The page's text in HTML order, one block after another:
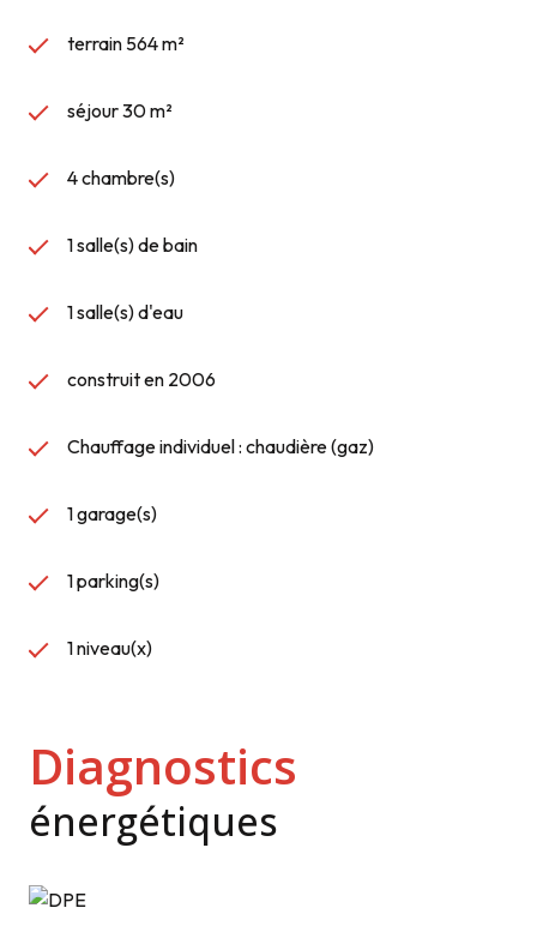
terrain 564 m²
séjour 30 m²
4 chambre(s)
1 salle(s) de bain
1 salle(s) d'eau
construit en 2006
Chauffage individuel : chaudière (gaz)
1 garage(s)
1 parking(s)
1 niveau(x)
Diagnostics
énergétiques